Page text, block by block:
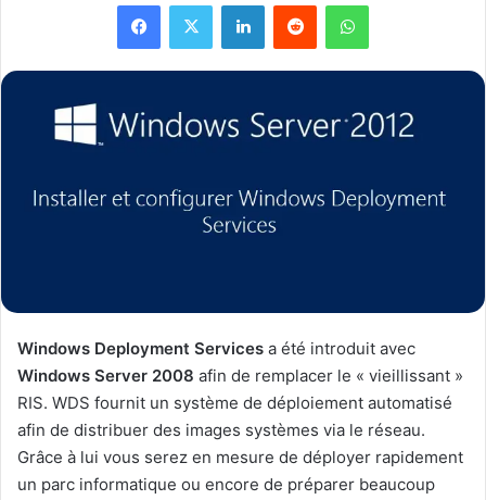
Windows Deployment Services a été introduit avec
Windows Server 2008 afin de remplacer le « vieillissant »
RIS. WDS fournit un système de déploiement automatisé
afin de distribuer des images systèmes via le réseau.
Grâce à lui vous serez en mesure de déployer rapidement
un parc informatique ou encore de préparer beaucoup